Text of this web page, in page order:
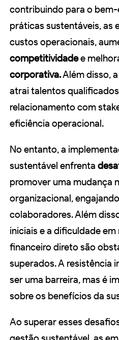
contribuindo para o
práticas sustentáveis, as
custos operacionais,
competitividadee
corporativa.Além disso,
atrai talentos
relacionamento com
eficiência operacional.
No entanto, a
sustentável enfrenta
promover uma mudança
organizacional,
colaboradores. Além
iniciais e a dificuldade
financeiro direto são
superados. A resistência
ser uma barreira, mas é
sobre os benefícios da
Ao superar esses